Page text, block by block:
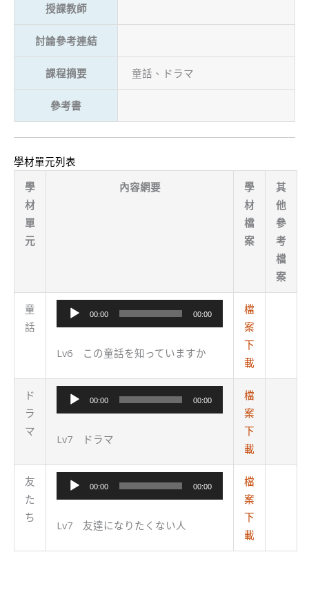
授課教師
討論參考連結
課程摘要 童話、ドラマ
參考書
學材單元列表
學
材
單
元
內容網要
學
材
檔
案
其
他
參
考
檔
案
童
話
訊
器
00:00 00:00
Lv6 この童話を知っていますか
檔
案
下
載
ド
ラ
マ
訊
器
00:00 00:00
Lv7 ドラマ
檔
案
下
載
友
た
ち
訊
器
00:00 00:00
Lv7 友達になりたくない人
檔
案
下
載